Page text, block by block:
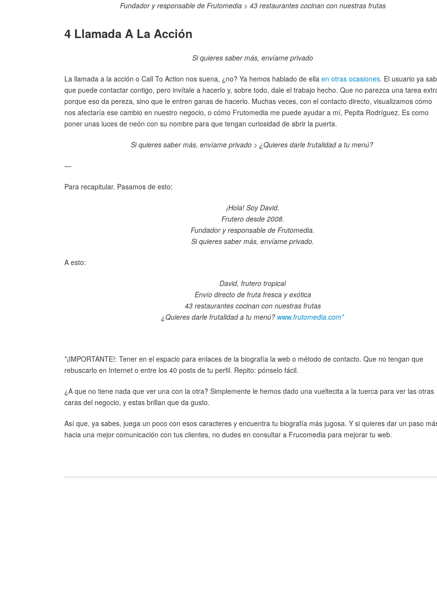
Fundador y responsable de Frutomedia > 43 restaurantes cocinan con nuestras frutas
4 Llamada A La Acción
Si quieres saber más, envíame privado
La llamada a la acción o Call To Action nos suena, ¿no? Ya hemos hablado de ella en otras ocasiones. El usuario ya
que puede contactar contigo, pero invítale a hacerlo y, sobre todo, dale el trabajo hecho. Que no parezca una tarea
porque eso da pereza, sino que le entren ganas de hacerlo. Muchas veces, con el contacto directo, visualizamos cómo
nos afectaría ese cambio en nuestro negocio, o cómo Frutomedia me puede ayudar a mí, Pepita Rodríguez. Es como
poner unas luces de neón con su nombre para que tengan curiosidad de abrir la puerta.
Si quieres saber más, envíame privado > ¿Quieres darle frutalidad a tu menú?
—
Para recapitular. Pasamos de esto:
¡Hola! Soy David.
Frutero desde 2008.
Fundador y responsable de Frutomedia.
Si quieres saber más, envíame privado.
A esto:
David, frutero tropical
Envío directo de fruta fresca y exótica
43 restaurantes cocinan con nuestras frutas
¿Quieres darle frutalidad a tu menú? www.frutomedia.com*
*¡IMPORTANTE!: Tener en el espacio para enlaces de la biografía la web o método de contacto. Que no tengan que
rebuscarlo en Internet o entre los 40 posts de tu perfil. Repito: pónselo fácil.
¿A que no tiene nada que ver una con la otra? Simplemente le hemos dado una vueltecita a la tuerca para ver las otras
caras del negocio, y estas brillan que da gusto.
Así que, ya sabes, juega un poco con esos caracteres y encuentra tu biografía más jugosa. Y si quieres dar un paso
hacia una mejor comunicación con tus clientes, no dudes en consultar a Frucomedia para mejorar tu web.